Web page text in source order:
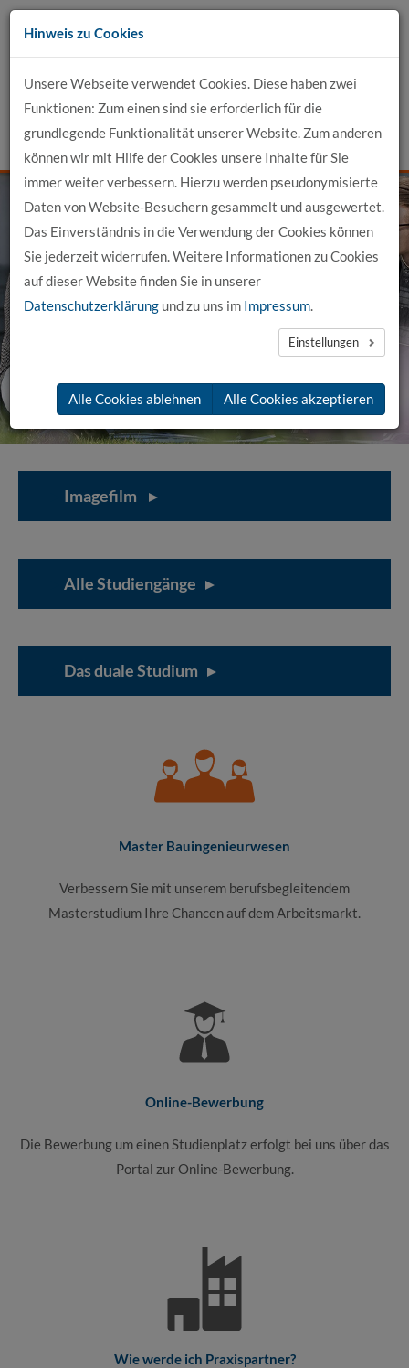
Zum
Inhalt
Events News Login Suche
Kontakt
genial.dual.
Imagefilm
Alle Studiengänge
Das duale Studium
Master Bauingenieurwesen
Verbessern Sie mit unserem berufsbegleitendem
Masterstudium Ihre Chancen auf dem Arbeitsmarkt.
Online-Bewerbung
Die Bewerbung um einen Studienplatz erfolgt bei uns über das
Portal zur Online-Bewerbung.
Wie werde ich Praxispartner?
Hinweis zu Cookies
Unsere Webseite verwendet Cookies. Diese haben zwei
Funktionen: Zum einen sind sie erforderlich für die
grundlegende Funktionalität unserer Website. Zum anderen
können wir mit Hilfe der Cookies unsere Inhalte für Sie
immer weiter verbessern. Hierzu werden pseudonymisierte
Daten von Website-Besuchern gesammelt und ausgewertet.
Das Einverständnis in die Verwendung der Cookies können
Sie jederzeit widerrufen. Weitere Informationen zu Cookies
auf dieser Website finden Sie in unserer
Datenschutzerklärung und zu uns im Impressum.
Einstellungen
Alle Cookies ablehnen Alle Cookies akzeptieren